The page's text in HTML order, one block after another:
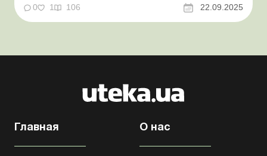
расходы и на какой бухгалтерский счет отнести сумму
такой оплаты? Баланс-Агро № 38 от 23 сентября 2025
года Практическая ситуация Предприятие оплатило у...
0 1 106 22.09.2025
Главная О нас